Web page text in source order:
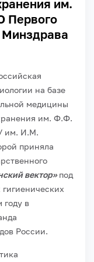
им.
Первого
на базе
медицины
им. Ф.Ф.
им. И.М.
приняла
вектор»под
году в
России.